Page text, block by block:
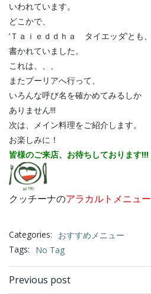
いわれています。
どこかで、
‘Ｔａｉｅｄｄｈａ タイエッダ’とも、
書かれていました。
これは、、、
またプーリアへ行って、
いろんな呼び名を確かめてみるしか
ありません!!!
次は、メイン料理をご紹介します。
お楽しみに！
皆様のご来店、お待ちしております!!!
クッチーナのアラカルトメニュー
Categories:
おすすめメニュー
Tags:
No Tag
Post
Previous post